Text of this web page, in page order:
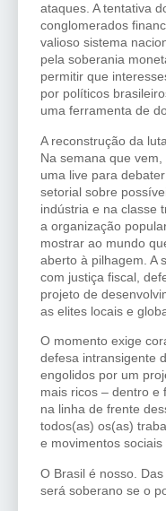
ataques. A tentativa
conglomerados
valioso sistema
pela soberania
permitir que
por políticos
uma ferramenta de
A reconstrução da
Na semana que
uma live para
setorial sobre
indústria e na classe
a organização
mostrar ao mundo
aberto à pilhagem. A
com justiça fiscal,
projeto de
as elites locais e
O momento exige
defesa intransigente
engolidos por um
mais ricos – dentro e
na linha de frente
todos(as) os(as)
e movimentos
O Brasil é nosso.
será soberano se o